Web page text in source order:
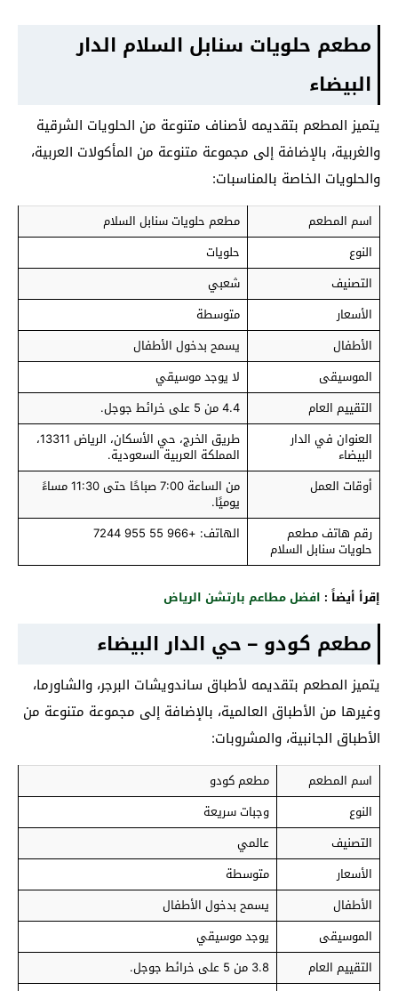
مطعم حلويات سنابل السلام الدار
البيضاء
يتميز المطعم بتقديمه لأصناف متنوعة من الحلويات الشرقية
والغربية، بالإضافة إلى مجموعة متنوعة من المأكولات العربية،
والحلويات الخاصة بالمناسبات:
اسم المطعم
مطعم حلويات سنابل السلام
النوع
حلويات
التصنيف
شعبي
الأسعار
متوسطة
الأطفال
يسمح بدخول الأطفال
الموسيقى
لا يوجد موسيقي
التقييم العام
4.4 من 5 على خرائط جوجل.
العنوان في الدار
البيضاء
طريق الخرج، حي الأسكان، الرياض 13311،
المملكة العربية السعودية.
أوقات العمل
من الساعة 7:00 صباحًا حتى 11:30 مساءً
يوميًا.
رقم هاتف مطعم
حلويات سنابل السلام
الهاتف: +966 55 955 7244
إقرأ أيضاً : افضل مطاعم بارتشن الرياض
مطعم كودو – حي الدار البيضاء
يتميز المطعم بتقديمه لأطباق ساندويشات البرجر، والشاورما،
وغيرها من الأطباق العالمية، بالإضافة إلى مجموعة متنوعة من
الأطباق الجانبية، والمشروبات:
اسم المطعم
مطعم كودو
النوع
وجبات سريعة
التصنيف
عالمي
الأسعار
متوسطة
الأطفال
يسمح بدخول الأطفال
الموسيقى
يوجد موسيقي
التقييم العام
3.8 من 5 على خرائط جوجل.